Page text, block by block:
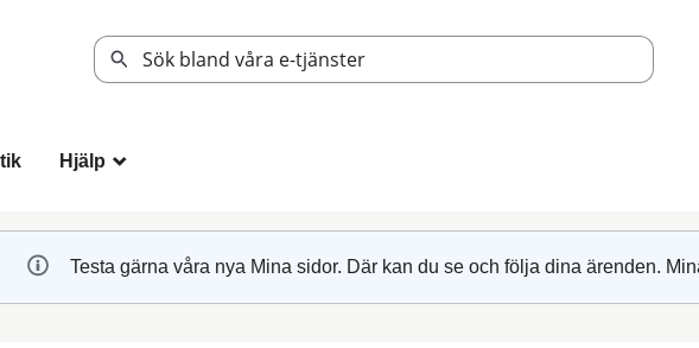
Hjälp _
Testa gärna våra nya Mina sidor. Där kan du se och följa dina ärenden.